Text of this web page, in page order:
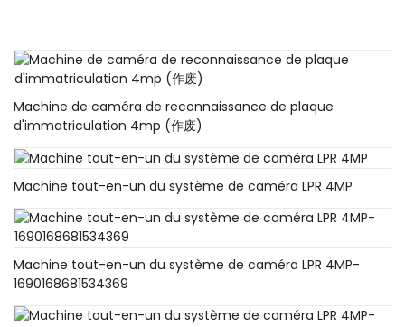
Machine de caméra de reconnaissance de plaque
d'immatriculation 4mp (作废)
Machine tout-en-un du système de caméra LPR 4MP
Machine tout-en-un du système de caméra LPR 4MP-
1690168681534369